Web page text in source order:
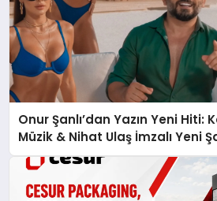
Onur Şanlı’dan Yazın Yeni Hiti:
Müzik & Nihat Ulaş İmzalı Yeni